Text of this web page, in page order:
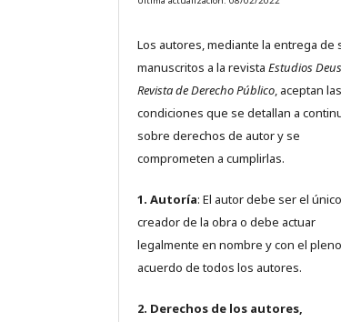
Los autores, mediante la entrega de
manuscritos a la revista Estudios
Revista de Derecho Público, aceptan las
condiciones que se detallan a
sobre derechos de autor y se
comprometen a cumplirlas.
1. Autoría: El autor debe ser el único
creador de la obra o debe actuar
legalmente en nombre y con el pleno
acuerdo de todos los autores.
2. Derechos de los autores,